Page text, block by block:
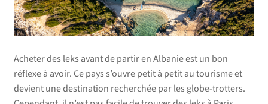
Acheter des leks avant de partir en Albanie est un bon
réflexe à avoir. Ce pays s’ouvre petit à petit au tourisme et
devient une destination recherchée par les globe-trotters.